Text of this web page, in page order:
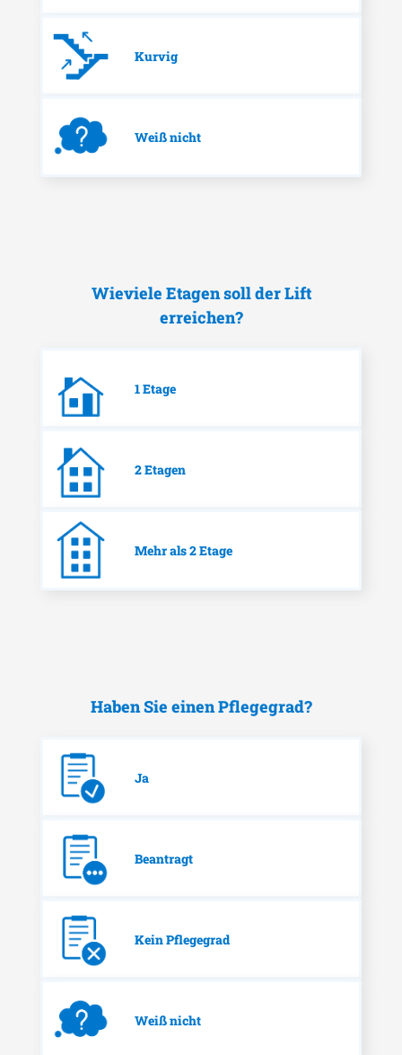
Kurvig
Weiß nicht
Wieviele Etagen soll der Lift
erreichen?
1 Etage
2 Etagen
Mehr als 2 Etage
Haben Sie einen Pflegegrad?
Ja
Beantragt
Kein Pflegegrad
Weiß nicht